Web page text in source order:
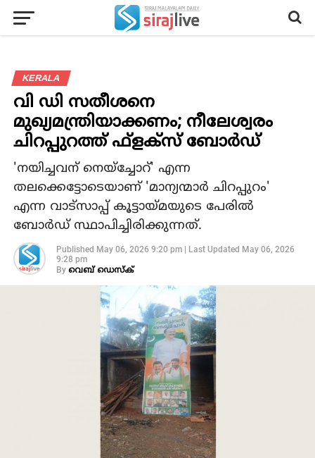
KERALA
വി ഡി സതീശനെ
മുഖ്യമന്ത്രിയാക്കണം; നീലേശ്വരം
ചിറപ്പുറത്ത് ഫ്‌ളക്‌സ് ബോര്‍ഡ്
'നയിച്ചവന് നെയ്‌ച്ചോറ്' എന്ന
തലക്കെട്ടോടെയാണ് 'മാന്യന്മാര്‍ ചിറപ്പുറം'
എന്ന വാട്‌സാപ്പ് കൂട്ടായ്മയുടെ പേരില്‍
ബോര്‍ഡ് സ്ഥാപിച്ചിരിക്കുന്നത്.
Published May 06, 2026 9:20 pm| Last Updated May 06, 2026
9:28 pm
By വെബ് ഡെസ്‌ക്